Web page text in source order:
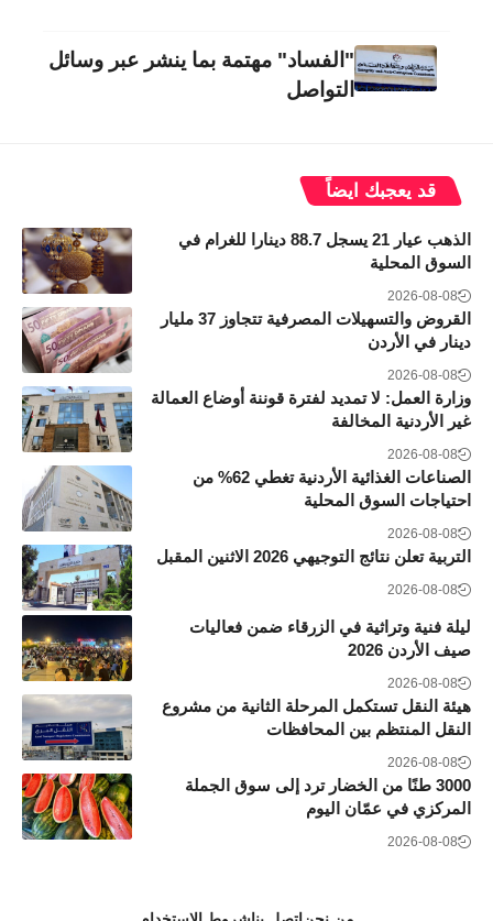
"الفساد" مهتمة بما ينشر عبر وسائل
التواصل
قد يعجبك ايضاً
الذهب عيار 21 يسجل 88.7 دينارا للغرام في
السوق المحلية
2026-08-08
القروض والتسهيلات المصرفية تتجاوز 37 مليار
دينار في الأردن
2026-08-08
وزارة العمل: لا تمديد لفترة قوننة أوضاع العمالة
غير الأردنية المخالفة
2026-08-08
الصناعات الغذائية الأردنية تغطي 62% من
احتياجات السوق المحلية
2026-08-08
التربية تعلن نتائج التوجيهي 2026 الاثنين المقبل
2026-08-08
ليلة فنية وتراثية في الزرقاء ضمن فعاليات
صيف الأردن 2026
2026-08-08
هيئة النقل تستكمل المرحلة الثانية من مشروع
النقل المنتظم بين المحافظات
2026-08-08
3000 طنًا من الخضار ترد إلى سوق الجملة
المركزي في عمّان اليوم
2026-08-08